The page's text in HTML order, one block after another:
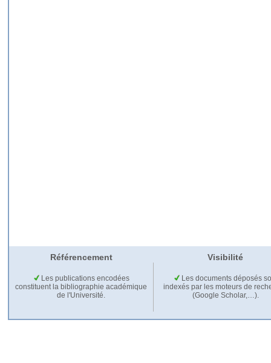
Référencement Visibilité
Les publications encodées
constituent la bibliographie académique
de l'Université.
Les documents déposés
indexés par les moteurs de
(Google Scholar,…).